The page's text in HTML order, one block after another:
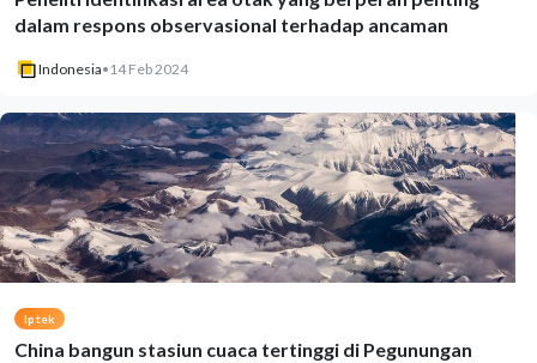
dalam respons observasional terhadap ancaman
Indonesia• 14 Feb 2024
Iptek
China bangun stasiun cuaca tertinggi di Pegunungan